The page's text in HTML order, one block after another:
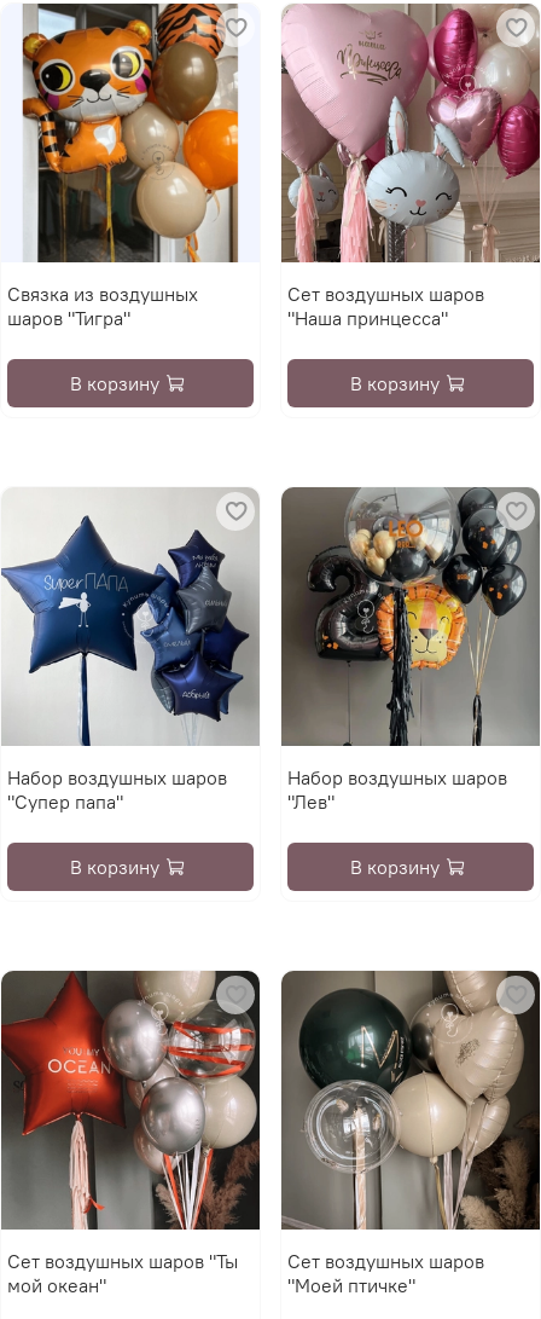
Связка из воздушных
шаров "Тигра"
В корзину
Сет воздушных шаров
"Наша принцесса"
В корзину
Набор воздушных шаров
"Супер папа"
В корзину
Набор воздушных шаров
"Лев"
В корзину
Сет воздушных шаров "Ты
мой океан"
Сет воздушных шаров
"Моей птичке"